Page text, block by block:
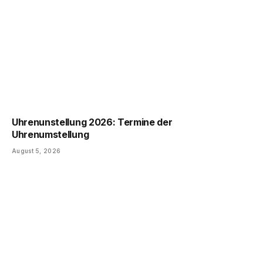
Uhrenunstellung 2026: Termine der
Uhrenumstellung
August 5, 2026